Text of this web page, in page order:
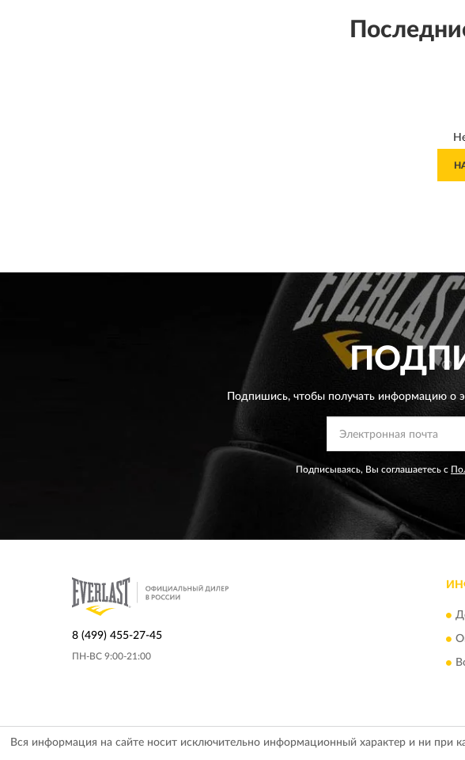
Подпишись, чтобы получать информацию о
Подписываясь, Вы соглашаетесь с
8 (499) 455-27-45
ПН-ВС 9:00-21:00
Вся информация на сайте носит исключительно информационный характер и ни при